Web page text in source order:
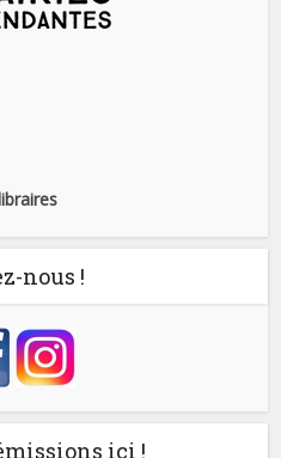
nous !
ici !